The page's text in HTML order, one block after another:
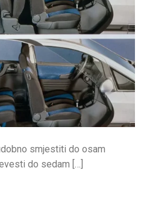
smjestiti do osam
do sedam […]